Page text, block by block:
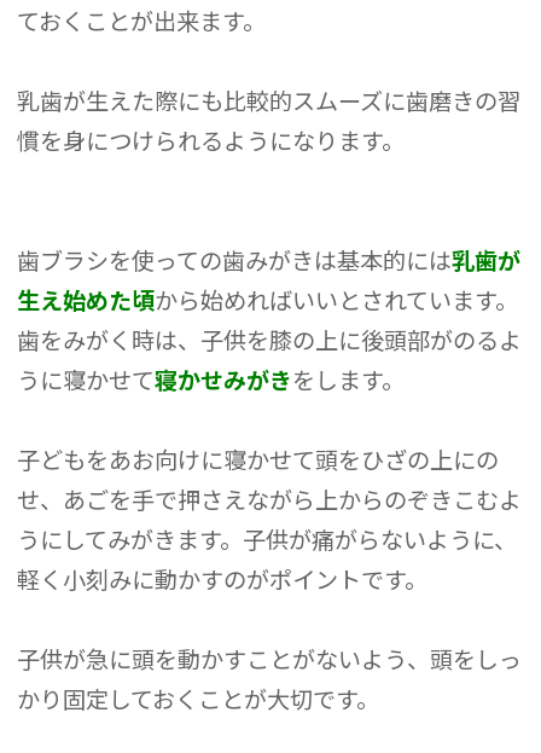
ておくことが出来ます。
乳歯が生えた際にも比較的スムーズに歯磨きの習
慣を身につけられるようになります。
歯ブラシを使っての歯みがきは基本的には乳歯が
生え始めた頃から始めればいいとされています。
歯をみがく時は、子供を膝の上に後頭部がのるよ
うに寝かせて寝かせみがきをします。
子どもをあお向けに寝かせて頭をひざの上にの
せ、あごを手で押さえながら上からのぞきこむよ
うにしてみがきます。子供が痛がらないように、
軽く小刻みに動かすのがポイントです。
子供が急に頭を動かすことがないよう、頭をしっ
かり固定しておくことが大切です。